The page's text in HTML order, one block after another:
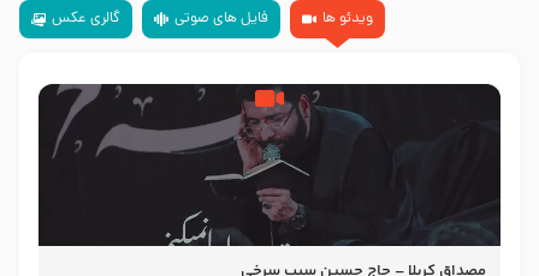
ویدئو ها
فایل های صوتی گالری عکس
مصداق کربلا – حاج حسین سیب سرخی